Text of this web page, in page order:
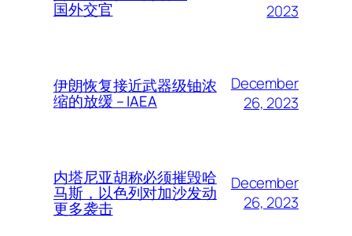
国外交官
2023
伊朗恢复接近武器级铀浓
缩的放缓 – IAEA
December
26, 2023
内塔尼亚胡称必须摧毁哈
马斯，以色列对加沙发动
更多袭击
December
26, 2023